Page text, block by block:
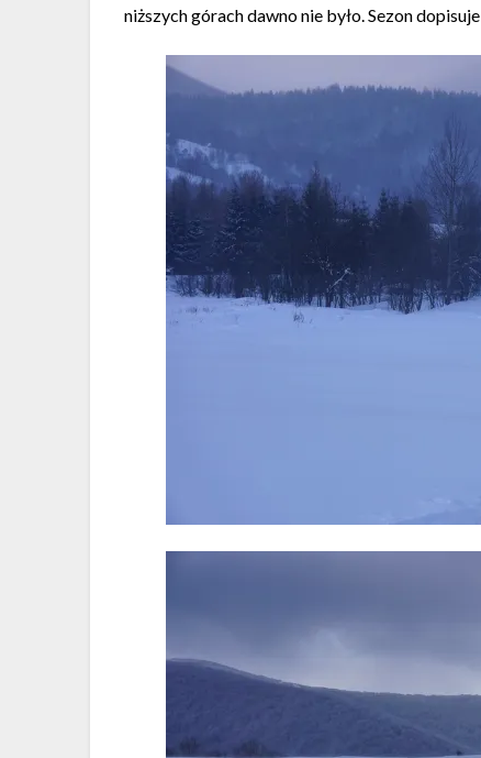
niższych górach dawno nie było. Sezon dopisuje